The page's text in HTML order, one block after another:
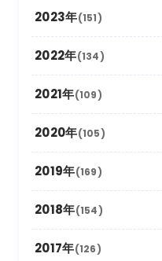
2025年11月
2025年10月
2025年9月
2025年7月
2025年6月
2025年5月
2025年4月
2024年12月
2024年11月
2024年10月
2024年9月
2024年7月
2024年6月
2024年5月
2023年(151)
2023年12月
2023年11月
2023年10月
2023年9月
2023年7月
2023年6月
2022年(134)
2022年12月
2022年11月
2022年10月
2022年9月
2022年7月
2021年(109)
2021年12月
2021年11月
2021年10月
2021年9月
2020年(105)
2020年12月
2020年11月
2020年10月
2019年(169)
2019年12月
2019年11月
2018年(154)
2018年12月
2017年(126)